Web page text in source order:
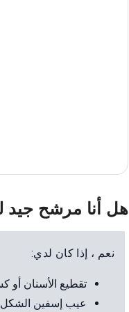
هل أنا مرشح
نعم ، إذا كان لدي:
تقطيع الأسنان أو
عيب إسفين الشكل